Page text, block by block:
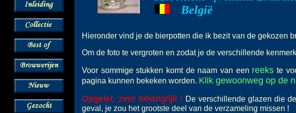
België
Hieronder vind je de bierpotten die ik bezit van de gekozen
Om de foto te vergroten en zodat je de verschillende
Voor sommige stukken komt de naam van een reeks te
pagina kunnen bekeken worden. Klik gewoonweg op de
Opgelet, zeer belangrijk ! De verschillende glazen die
geval, je zou het grootste deel van de verzameling missen !